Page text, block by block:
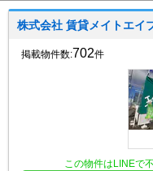
株式会社 賃貸メイトエイ
掲載物件数:702件
この物件はLINEで